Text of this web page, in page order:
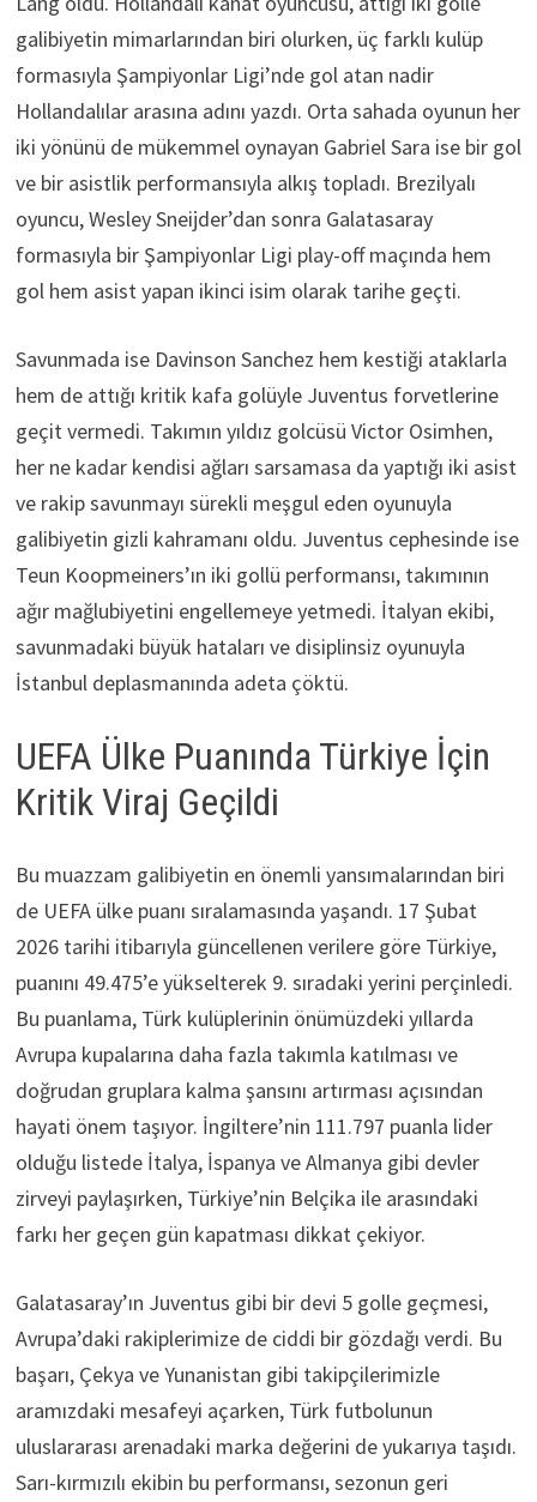
galibiyetin mimarlarından biri olurken, üç farklı kulüp
formasıyla Şampiyonlar Ligi’nde gol atan nadir
Hollandalılar arasına adını yazdı. Orta sahada oyunun her
iki yönünü de mükemmel oynayan Gabriel Sara ise bir gol
ve bir asistlik performansıyla alkış topladı. Brezilyalı
oyuncu, Wesley Sneijder’dan sonra Galatasaray
formasıyla bir Şampiyonlar Ligi play-off maçında hem
gol hem asist yapan ikinci isim olarak tarihe geçti.
Savunmada ise Davinson Sanchez hem kestiği ataklarla
hem de attığı kritik kafa golüyle Juventus forvetlerine
geçit vermedi. Takımın yıldız golcüsü Victor Osimhen,
her ne kadar kendisi ağları sarsamasa da yaptığı iki asist
ve rakip savunmayı sürekli meşgul eden oyunuyla
galibiyetin gizli kahramanı oldu. Juventus cephesinde ise
Teun Koopmeiners’ın iki gollü performansı, takımının
ağır mağlubiyetini engellemeye yetmedi. İtalyan ekibi,
savunmadaki büyük hataları ve disiplinsiz oyunuyla
İstanbul deplasmanında adeta çöktü.
UEFA Ülke Puanında Türkiye İçin
Kritik Viraj Geçildi
Bu muazzam galibiyetin en önemli yansımalarından biri
de UEFA ülke puanı sıralamasında yaşandı. 17 Şubat
2026 tarihi itibarıyla güncellenen verilere göre Türkiye,
puanını 49.475’e yükselterek 9. sıradaki yerini perçinledi.
Bu puanlama, Türk kulüplerinin önümüzdeki yıllarda
Avrupa kupalarına daha fazla takımla katılması ve
doğrudan gruplara kalma şansını artırması açısından
hayati önem taşıyor. İngiltere’nin 111.797 puanla lider
olduğu listede İtalya, İspanya ve Almanya gibi devler
zirveyi paylaşırken, Türkiye’nin Belçika ile arasındaki
farkı her geçen gün kapatması dikkat çekiyor.
Galatasaray’ın Juventus gibi bir devi 5 golle geçmesi,
Avrupa’daki rakiplerimize de ciddi bir gözdağı verdi. Bu
başarı, Çekya ve Yunanistan gibi takipçilerimizle
aramızdaki mesafeyi açarken, Türk futbolunun
uluslararası arenadaki marka değerini de yukarıya taşıdı.
Sarı-kırmızılı ekibin bu performansı, sezonun geri